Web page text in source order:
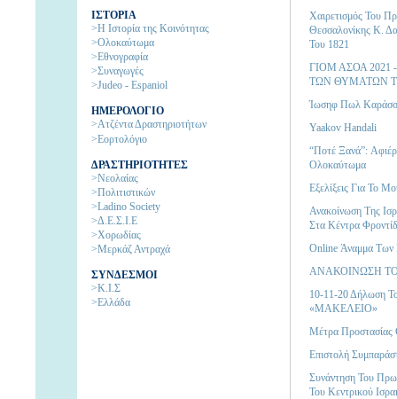
ΙΣΤΟΡΙΑ
>H Ιστορία της Kοινότητας
>Ολοκαύτωμα
>Εθνογραφία
>Συναγωγές
>Judeo - Espaniol
ΗΜΕΡΟΛΟΓΙΟ
>Ατζέντα Δραστηριοτήτων
>Εορτολόγιο
ΔΡΑΣΤΗΡΙΟΤΗΤΕΣ
>Νεολαίας
>Πολιτιστικών
>Ladino Society
>Δ.Ε.Σ.Ι.Ε
>Χορωδίας
>Μερκάζ Αντραχά
ΣΥΝΔΕΣΜΟΙ
>Κ.Ι.Σ
>Ελλάδα
Χαιρετισμός Του
Θεσσαλονίκης Κ.
Του 1821
ΓΙΟΜ ΑΣΟΑ
ΤΩΝ ΘΥΜΑΤΩΝ
Ίωσηφ Πωλ
Yaakov Handali
“Ποτέ Ξανά”:
Ολοκαύτωμα
Εξελίξεις Για Το
Ανακοίνωση Της
Στα Κέντρα
Online Άναμμα Των
ΑΝΑΚΟΙΝΩΣΗ
10-11-20 Δήλωση
«ΜΑΚΕΛΕΙΟ»
Μέτρα Προστασίας
Επιστολή
Συνάντηση Του
Του Κεντρικού